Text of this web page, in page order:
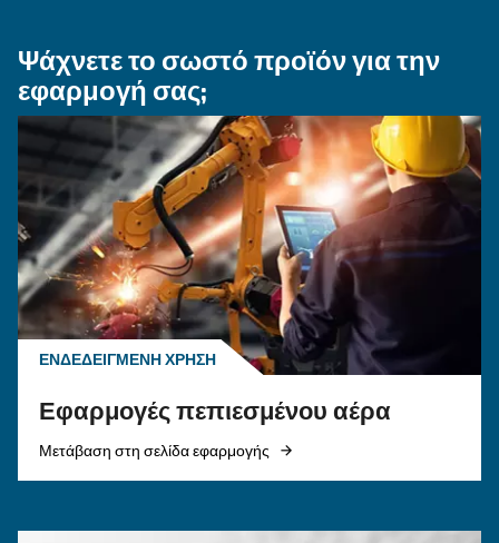
ΠΕΠΙΕΣΜΈΝΟΣ ΑΈΡΑΣ
Ποιότητα πεπιεσμένου
όσα πρέπει να γνωρίζετε
Επεξήγηση της ποιότητας του πεπιεσμένου
κατηγορίες ISO, μέθοδοι δοκιμής και γιατί η
διαχείριση υγροποιημένων υδρατμών
αεροσυμπιεστών είναι σημαντική για καθαρά,
αξιόπιστα συστήματα.